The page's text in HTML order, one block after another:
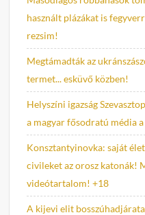
használt plázákat is
rezsim!
Megtámadták az
termet... esküvő közben!
Helyszíni igazság
a magyar fősodratú média
Konsztantyinovka: saját
civileket az orosz katonák!
videótartalom! +18
A kijevi elit